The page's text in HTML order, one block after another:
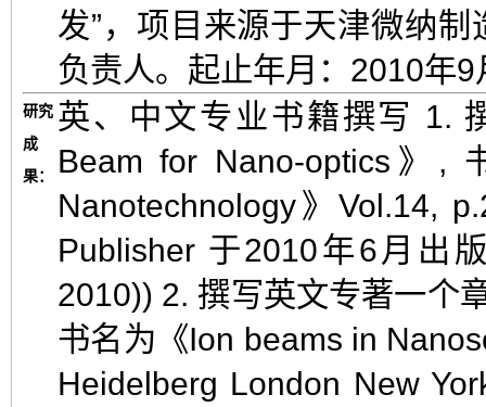
发”，项目来源于天津微纳
负责人。起止年月：2010年
研究
成
果：
英、中文专业书籍撰写 1. 撰写英文专著一个章节，名为《Focused Ion Beam for Nano-optics》, 书名为《Encyclopedia of Nanoscience and Nanotechnology》Vol.14, p.205-262, 由著名出版商 American Scientific Publisher 于2010年6月出版. (出版号ISBN: 1-58883-159-0 (vols. 11-25, 2010)) 2. 撰写英文专著一个章节，名为 《FIB Machining and Deposition》, 书名为《Ion beams in Nanoscience and Technology》. Springer Dordrecht Heidelberg London New York 2009. (出版号ISBN 978-3-642-00622-7, e-ISBN 978-3-642-00623-4, DOI 10.1007/978-3-642-00623-4). 3. 撰写英文专著一个章节，名为《Lithography: Principles, Processes and Materials》, 书名为《Lithography: Principles, Processes and Materials》. (出版号ISBN: 978-1-61761-837-6), 由著名出版商Nova Science Publishers于2011年1月出版，相应网页介绍链接如下： URL link: https://www.novapublishers.com/catalog/product_info.php?products_id=14427 4. 撰写英文专著一个章节，名为《Nanofabrication and characterization of plasmonic structures》, 书名为 《Nanofabrication》 (出版号ISBN: 978-953-307-912-7), 由著名出版商InTech Publisher 于2011年10月出版。网页链接http://www.intechopen.com/books/show/title/nanofabrication 5. 撰写英文专著一个章节，名为, “Plasmonic lenses”, 书名为《Plasmonics: Principles and Applications》. (ISBN: 979-953-307-855-6), 由著名出版商 InTech Publisher 于 2012年8月出版。 网页链接: http://www.intechweb.org/welcome/e74f79681a8c87bb027f48ad33a3e068/ 6. 独立撰写英文专著一部，名为 《Subwavelength Optics: Theory and Technology》 (出版号ISBN: 798-1-60805-050-5) 出版商为 Bentham Science Publisher in UAE，已于2009年11月出版发行。网页链接: http://bentham.org/ebooks/9781608050505/index.htm。 7. 独立撰写中文专著一部，名为 《纳光子学及其应用》(出版号ISBN: 978-7-80248-537-2)，由中国兵器工业出版社于2010年12月正式出版发行。 I. 欧美学术刊物论文（SCI检索收录论文） A. 有关纳米光学、纳光子学、以及生物传感领域的论文： 1.Yongqi Fu, Wei Zhou, Lim Enk Ng Lennie, Chunlei Du, Xiangang Luo, Plasmonic microzone plate: superfocusing at visible regime, Applied Physics Letter 91(6), 061124 (6 Aug. 2007). Selected and republished online in Virtual Journal of Nanoscale Science & Technology, 16(9), August 27, 2007. 2.Yongqi Fu, Wei Zhou, Lim Enk Ng Lennie, Nano-pinhole-based optical superlens, Research Letter in Physics, Vol.2008, 148505 (Feb. 2008). 3.Yongqi Fu, Wei Zhou, Lim Enk Ng Lennie, Propagation properties of a plasmonic micro-zone plate in near-field region. Journal of Optical Society of America A 25(1), 238-249 (Jan. 2008). Selected and republished online in Virtual Journal of Nanoscale Science & Technology, 17(4), Jan. 28, 2008. 4.Yongqi Fu, Wei Zhou, Lennie E.N. Lim, Chunlei Du, Haofei Shi, ChangTao Wang, Xiaochun Dong, Transmission and reflection navigated optical probe with depth-tuned surface corrugations. Applied Physics B, Vol. 86, No. 1, 155-158 (2007). 5.Yongqi Fu, Wei Zhou, Lim Enk Ng Lennie, Chunlei Du, Influences of V-shaped plasmonic nanostructures on transmission properties. Applied Physics B, Vol. 86, No. 3, 461-466 (2007). 6.Yongqi Fu, Ngoi Kok Ann Bryan, Investigation of physical properties of quartz via focused ion beam Bombardment. Applied Physics B, Vol. 80, No. 4, 581-585 (6 April 2005). 7.Yongqi Fu, Wei Zhou, Lim Enk Ng Lennie, Propagation properties of plasmonic micro-zone plates with and without fractals, Applied Physics B, 90, 421-425 (Mar. 2008). 8.Yongqi Fu, Wei Zhou, Lim Enk Ng Lennie, Chunlei Du, Xiangang Luo, et al., Investigation of propagation properties of plasmonic nanostructures with nonparaxial Gaussian beam illumination. Journal of Nanophotonics Vol.1, 013511 (May 27 2007). 9.Yongqi Fu, Wei Zhou, Hybrid Au-Ag subwavelength metallic structures with variant periods for superfocusing, Journal of Nanophotonics Vol. 3, 033504 (22 June 2009). 10.Yongqi Fu, Wei Zhou, Lennie E N Lim, Chunlei Du, A practical V-shaped nano-aperture flanked